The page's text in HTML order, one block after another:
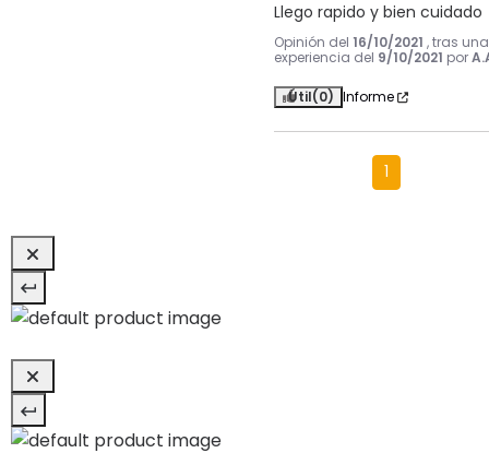
Llego rapido y bien cuidado
Opinión del 16/10/2021 , tras una
experiencia del 9/10/2021 por
Útil(0) Informe
1